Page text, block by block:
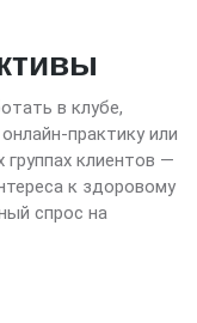
в клубе,
практику или
клиентов —
к здоровому
спрос на